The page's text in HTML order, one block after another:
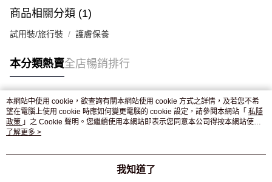
商品相關分類 (1)
試用裝/旅行裝 護膚保養
本分類熱賣全店暢銷排行
熱門標籤
熱銷排行
本網站中使用 cookie，欲查詢有關本網站使用 cookie 方式之詳情，及若您不希
望在電腦上使用 cookie 時應如何變更電腦的 cookie 設定，請參閱本網站「 私隱
政策 」之 Cookie 聲明。您繼續使用本網站即表示您同意本公司得按本網站使用
條款之 Cookie 聲明使用 cookie。
了解更多 >
我知道了